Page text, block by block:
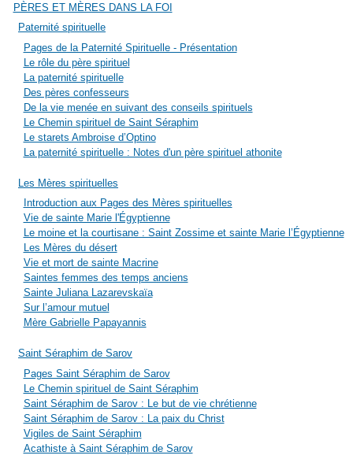
PÈRES ET MÈRES DANS LA FOI
Paternité spirituelle
Pages de la Paternité Spirituelle - Présentation
Le rôle du père spirituel
La paternité spirituelle
Des pères confesseurs
De la vie menée en suivant des conseils spirituels
Le Chemin spirituel de Saint Séraphim
Le starets Ambroise d’Optino
La paternité spirituelle : Notes d'un père spirituel athonite
Les Mères spirituelles
Introduction aux Pages des Mères spirituelles
Vie de sainte Marie l'Égyptienne
Le moine et la courtisane : Saint Zossime et sainte Marie l’Égyptienne
Les Mères du désert
Vie et mort de sainte Macrine
Saintes femmes des temps anciens
Sainte Juliana Lazarevskaïa
Sur l’amour mutuel
Mère Gabrielle Papayannis
Saint Séraphim de Sarov
Pages Saint Séraphim de Sarov
Le Chemin spirituel de Saint Séraphim
Saint Séraphim de Sarov : Le but de vie chrétienne
Saint Séraphim de Sarov : La paix du Christ
Vigiles de Saint Séraphim
Acathiste à Saint Séraphim de Sarov